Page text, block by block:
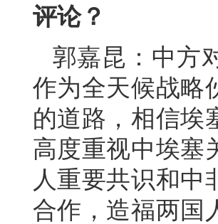
评论？
郭嘉昆：中方
作为全天候战略
的道路，相信埃
高度重视中埃塞
人重要共识和中
合作，造福两国